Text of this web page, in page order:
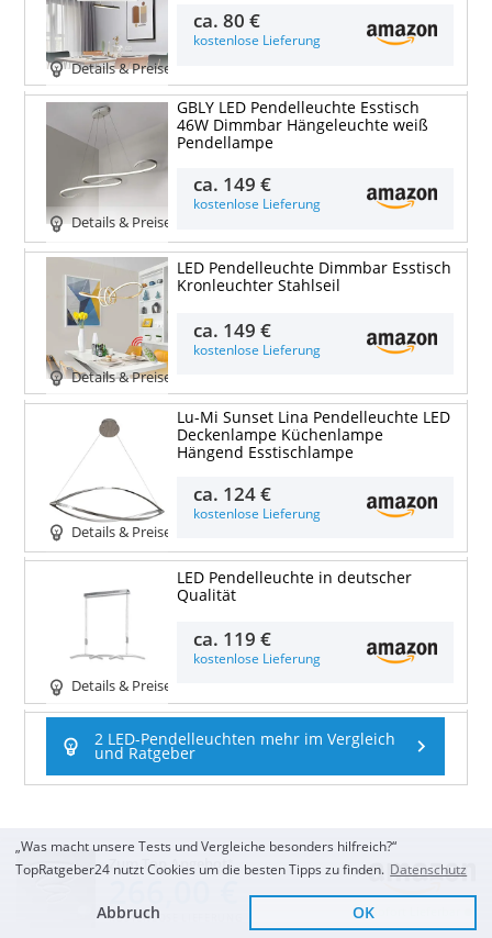
Zum Top Angebot
KOSTENLOSE LIEFERUNG Sofort Lieferbar
Details & Preise
ca.80 €
kostenlose Lieferung
Details & Preise
GBLY LED Pendelleuchte Esstisch
46W Dimmbar Hängeleuchte weiß
Pendellampe
ca. 149 €
kostenlose Lieferung
Details & Preise
LED Pendelleuchte Dimmbar Esstisch
Kronleuchter Stahlseil
ca. 149 €
kostenlose Lieferung
Details & Preise
Lu-Mi Sunset Lina Pendelleuchte LED
Deckenlampe Küchenlampe
Hängend Esstischlampe
ca. 124 €
kostenlose Lieferung
Details & Preise
LED Pendelleuchte in deutscher
Qualität
ca. 119 €
kostenlose Lieferung
2 LED-Pendelleuchten mehr im Vergleich
und Ratgeber
„Was macht unsere Tests und Vergleiche besonders hilfreich?“
TopRatgeber24 nutzt Cookies um die besten Tipps zu finden. Datenschutz
Abbruch OK